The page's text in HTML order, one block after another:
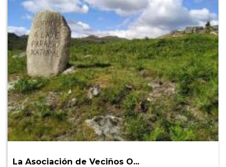
La Asociación de Veciños O...